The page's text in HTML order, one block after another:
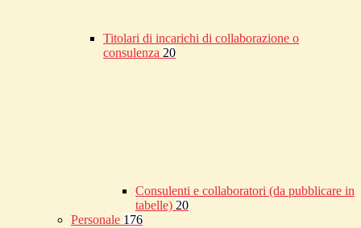
Titolari di incarichi di collaborazione o
consulenza 20
Consulenti e collaboratori (da pubblicare in
tabelle) 20
Personale 176